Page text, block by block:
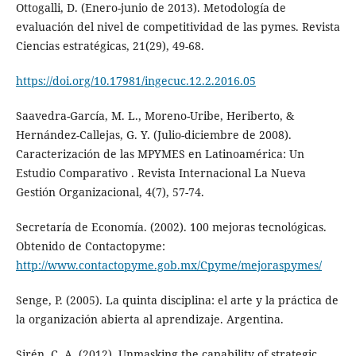
Ottogalli, D. (Enero-junio de 2013). Metodología de
evaluación del nivel de competitividad de las pymes. Revista
Ciencias estratégicas, 21(29), 49-68.
https://doi.org/10.17981/ingecuc.12.2.2016.05
Saavedra-García, M. L., Moreno-Uribe, Heriberto, &
Hernández-Callejas, G. Y. (Julio-diciembre de 2008).
Caracterización de las MPYMES en Latinoamérica: Un
Estudio Comparativo . Revista Internacional La Nueva
Gestión Organizacional, 4(7), 57-74.
Secretaría de Economía. (2002). 100 mejoras tecnológicas.
Obtenido de Contactopyme:
http://www.contactopyme.gob.mx/Cpyme/mejoraspymes/
Senge, P. (2005). La quinta disciplina: el arte y la práctica de
la organización abierta al aprendizaje. Argentina.